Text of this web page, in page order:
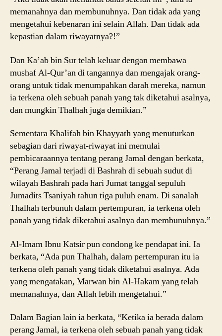
memanahnya dan membunuhnya. Dan tidak ada yang
mengetahui kebenaran ini selain Allah. Dan tidak ada
kepastian dalam riwayatnya?!”
Dan Ka’ab bin Sur telah keluar dengan membawa
mushaf Al-Qur’an di tangannya dan mengajak orang-
orang untuk tidak menumpahkan darah mereka, namun
ia terkena oleh sebuah panah yang tak diketahui asalnya,
dan mungkin Thalhah juga demikian.”
Sementara Khalifah bin Khayyath yang menuturkan
sebagian dari riwayat-riwayat ini memulai
pembicaraannya tentang perang Jamal dengan berkata,
“Perang Jamal terjadi di Bashrah di sebuah sudut di
wilayah Bashrah pada hari Jumat tanggal sepuluh
Jumadits Tsaniyah tahun tiga puluh enam. Di sanalah
Thalhah terbunuh dalam pertempuran, ia terkena oleh
panah yang tidak diketahui asalnya dan membunuhnya.”
Al-Imam Ibnu Katsir pun condong ke pendapat ini. Ia
berkata, “Ada pun Thalhah, dalam pertempuran itu ia
terkena oleh panah yang tidak diketahui asalnya. Ada
yang mengatakan, Marwan bin Al-Hakam yang telah
memanahnya, dan Allah lebih mengetahui.”
Dalam Bagian lain ia berkata, “Ketika ia berada dalam
perang Jamal, ia terkena oleh sebuah panah yang tidak